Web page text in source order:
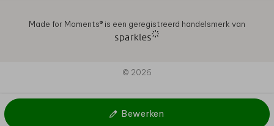
Bewerken
Made for Moments®️ is een geregistreerd handelsmerk van
© 2026